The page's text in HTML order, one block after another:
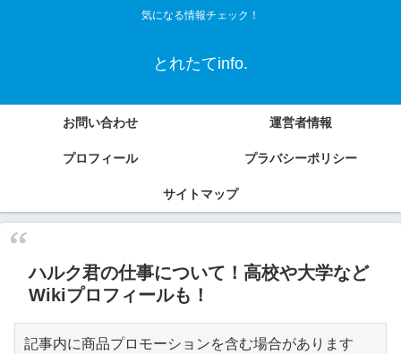
気になる情報チェック！
とれたてinfo.
お問い合わせ 運営者情報
プロフィール プラバシーポリシー
サイトマップ
ハルク君の仕事について！高校や大学など
Wikiプロフィールも！
記事内に商品プロモーションを含む場合があります